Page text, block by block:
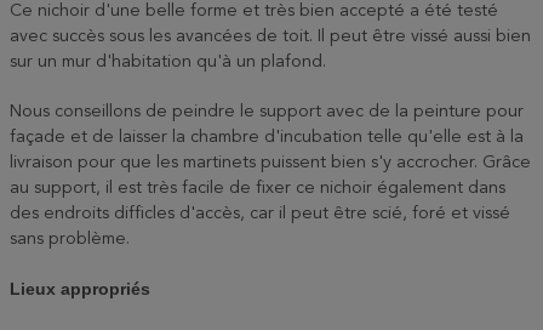
Ce nichoir d'une belle forme et très bien accepté a été testé
avec succès sous les avancées de toit. Il peut être vissé aussi bien
sur un mur d'habitation qu'à un plafond.
Nous conseillons de peindre le support avec de la peinture pour
façade et de laisser la chambre d'incubation telle qu'elle est à la
livraison pour que les martinets puissent bien s'y accrocher. Grâce
au support, il est très facile de fixer ce nichoir également dans
des endroits difficles d'accès, car il peut être scié, foré et vissé
sans problème.
Lieux appropriés